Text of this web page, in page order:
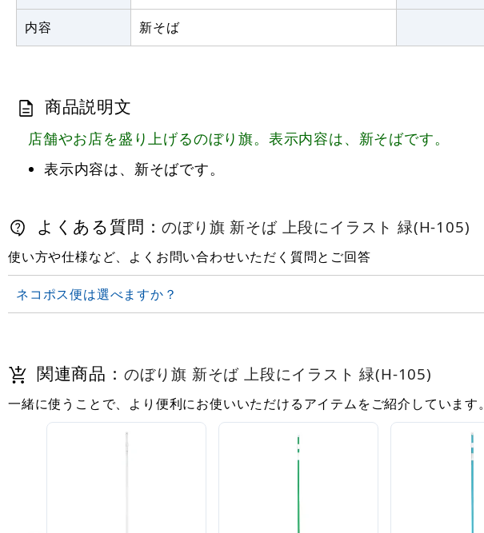
内容 新そば
商品説明文
店舗やお店を盛り上げるのぼり旗。表示内容は、新そばです。
表示内容は、新そばです。
よくある質問：のぼり旗 新そば 上段にイラスト 緑(H-105)
使い方や仕様など、よくお問い合わせいただく質問とご回答
ネコポス便は選べますか？
関連商品： のぼり旗 新そば 上段にイラスト 緑(H-105)
一緒に使うことで、より便利にお使いいただけるアイテムをご紹介しています。